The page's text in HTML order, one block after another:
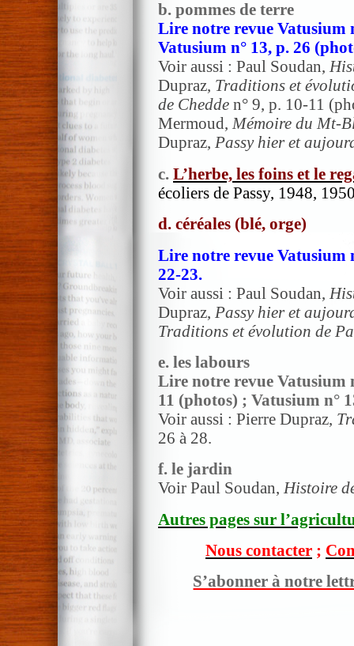
b. pommes de terre
Lire notre revue Vatusium
Vatusium n° 13, p. 26
Voir aussi : Paul Soudan,
Dupraz, Traditions et
de Chedde n° 9, p. 10-11
Mermoud, Mémoire du Mt-
Dupraz, Passy hier et
c. L’herbe, les foins et le
écoliers de Passy, 1948,
d. céréales (blé, orge)
Lire notre revue Vatusium
22-23.
Voir aussi : Paul Soudan,
Dupraz, Passy hier et
Traditions et évolution de
e. les labours
Lire notre revue Vatusium
11 (photos) ; Vatusium n°
Voir aussi : Pierre Dupraz,
26 à 28.
f. le jardin
Voir Paul Soudan, Histoire
Autres pages sur
Nous contacter ;
S’abonner à notre